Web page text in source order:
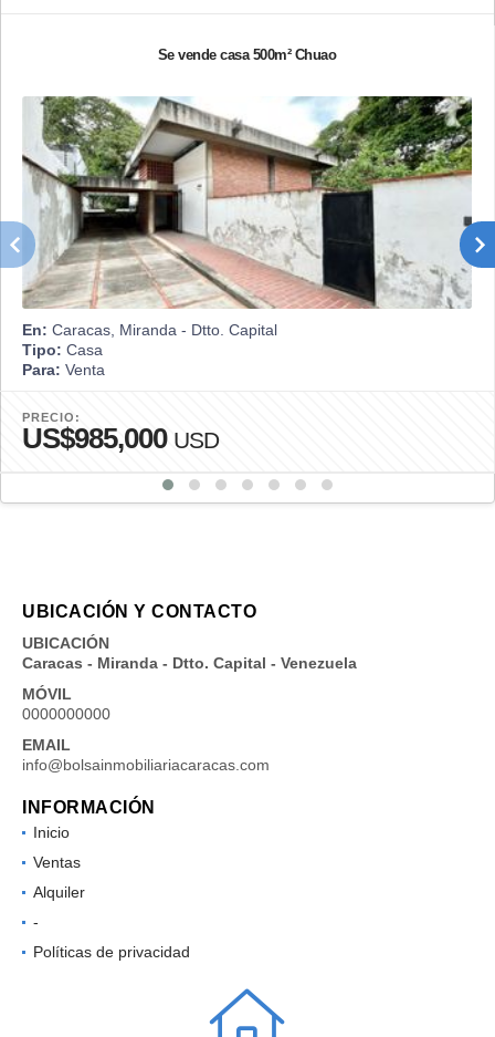
Se vende casa 500m² Chuao
En: Caracas, Miranda - Dtto. Capital
Tipo: Casa
Para: Venta
PRECIO:
US$985,000 USD
UBICACIÓN Y CONTACTO
UBICACIÓN
Caracas - Miranda - Dtto. Capital - Venezuela
MÓVIL
0000000000
EMAIL
info@bolsainmobiliariacaracas.com
INFORMACIÓN
Inicio
Ventas
Alquiler
-
Políticas de privacidad